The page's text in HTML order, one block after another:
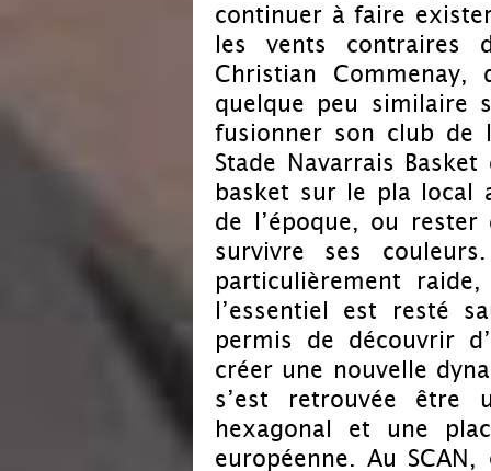
continuer à faire
les vents contraires
Christian
quelque peu similaire
fusionner son club de
Stade Navarrais
basket sur le pla local
de l’époque, ou
survivre ses
particulièrement
l’essentiel est resté
permis de découvrir
créer une nouvelle
s’est retrouvée être
hexagonal et une
européenne. Au